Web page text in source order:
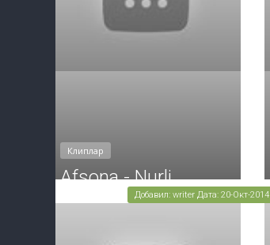
Клиплар
Afsona - Nurli
Добавил: writer Дата: 20-Окт-2014